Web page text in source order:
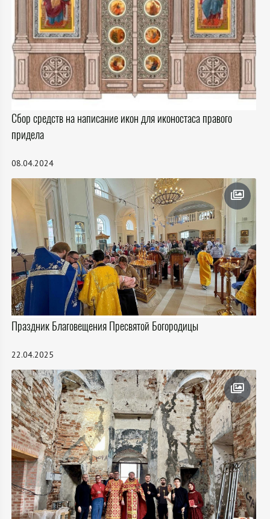
Сбор средств на написание икон для иконостаса правого
придела
08.04.2024
Праздник Благовещения Пресвятой Богородицы
22.04.2025